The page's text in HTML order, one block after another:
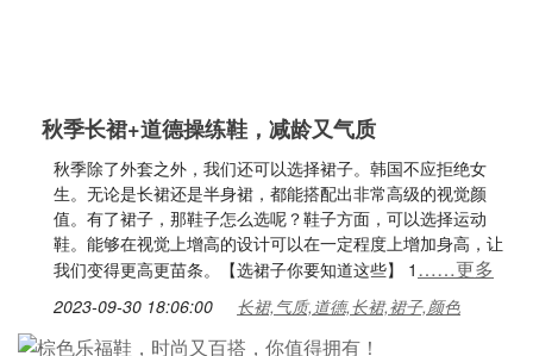
秋季长裙+道德操练鞋，减龄又气质
秋季除了外套之外，我们还可以选择裙子。韩国不应拒绝女
生。无论是长裙还是半身裙，都能搭配出非常高级的视觉颜
值。有了裙子，那鞋子怎么选呢？鞋子方面，可以选择运动
鞋。能够在视觉上增高的设计可以在一定程度上增加身高，让
我们变得更高更苗条。【选裙子你要知道这些】 1 ……更多
2023-09-30 18:06:00 长裙,气质,道德,长裙,裙子,颜色